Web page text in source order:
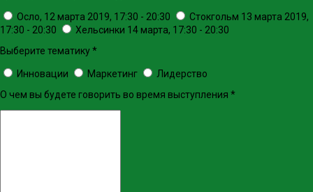
Осло, 12 марта 2019, 17:30 - 20:30
Стокгольм 13 марта 2019,
17:30 - 20:30
Хельсинки 14 марта, 17:30 - 20:30
Выберите тематику*
Инновации Маркетинг
Лидерство
О чем вы будете говорить во время выступления *